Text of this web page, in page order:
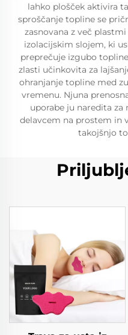
lahko plošček aktivira
sproščanje topline se
zasnovana z več
izolacijskim slojem, ki
preprečuje izgubo
zlasti učinkovita za
ohranjanje topline med
vremenu. Njuna
uporabe ju naredita
delavcem na prostem in
takojšnjo